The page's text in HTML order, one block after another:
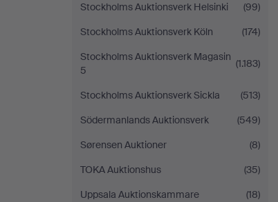
Stockholms Auktionsverk Helsinki
(99)
Stockholms Auktionsverk Köln
(174)
Stockholms Auktionsverk Magasin
5
(1.183)
Stockholms Auktionsverk Sickla
(513)
Södermanlands Auktionsverk
(549)
Sørensen Auktioner
(8)
TOKA Auktionshus
(35)
Uppsala Auktionskammare
(18)